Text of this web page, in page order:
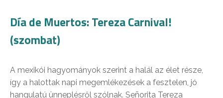
Día de Muertos: Tereza Carnival!
(szombat)
A mexikói hagyományok szerint a halál az élet része,
így a halottak napi megemlékezések a fesztelen, jó
hangulatú ünneplésről szólnak. Señorita Tereza